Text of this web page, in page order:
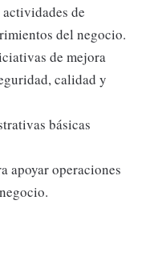
de
del negocio.
de mejora
calidad y
básicas
apoyar operaciones